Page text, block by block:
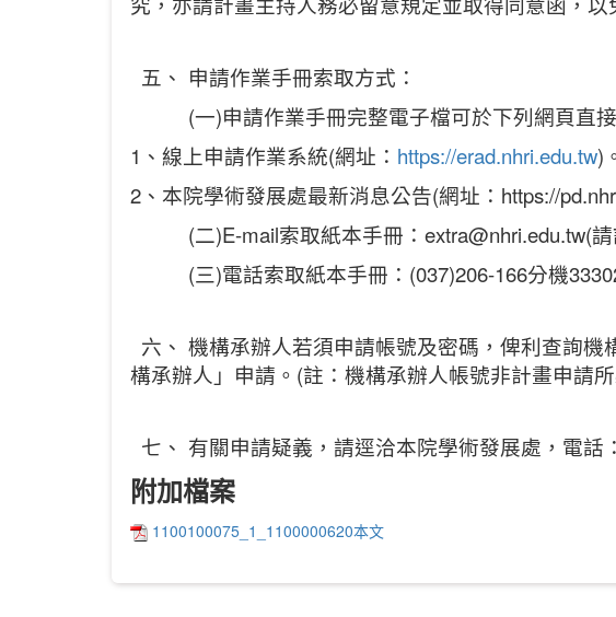
五、 申請作業手冊索取方式：
(一)申請作業手冊完整電子檔可於下列網頁直接
1、線上申請作業系統(網址： https://erad.nhri.edu.tw)
2、本院學術發展處最新消息公告(網址：https://
(二)E-mail索取紙本手冊：extra@nhri.edu.tw(請
(三)電話索取紙本手冊：(037)206-166分機
六、 機構承辦人若須申請帳號及密碼，俾利查詢機
構承辦人」申請。(註：機構承辦人帳號非計畫申請
七、 有關申請疑義，請逕洽本院學術發展處，電話
附加檔案
1100100075_1_1100000620本文